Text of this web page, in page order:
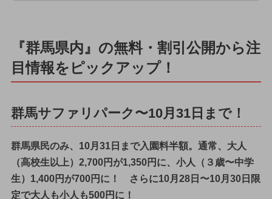
『群馬県内』の無料・割引公開から注
目情報をピックアップ！
群馬サファリパーク〜10月31日まで！
群馬県民のみ、10月31日まで入園料半額。通常、大人
（高校生以上）2,700円が1,350円に、小人（３歳〜中学
生）1,400円が700円に！ さらに10月28日〜10月30日限
定で大人も小人も500円に！